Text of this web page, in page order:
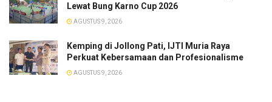
Lewat Bung Karno Cup 2026
AGUSTUS 9, 2026
​Kemping di Jollong Pati, IJTI Muria Raya
Perkuat Kebersamaan dan Profesionalisme
AGUSTUS 9, 2026